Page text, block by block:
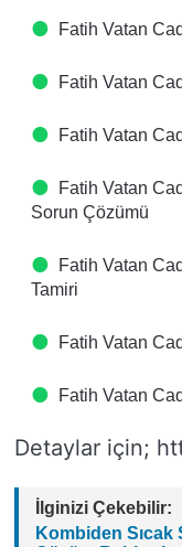
Fatih Vatan
Fatih Vatan
Fatih Vatan
Fatih Vatan
Sorun Çözümü
Fatih Vatan
Tamiri
Fatih Vatan
Fatih Vatan
Detaylar için;
İlginizi Çekebilir:
Kombiden Sıcak